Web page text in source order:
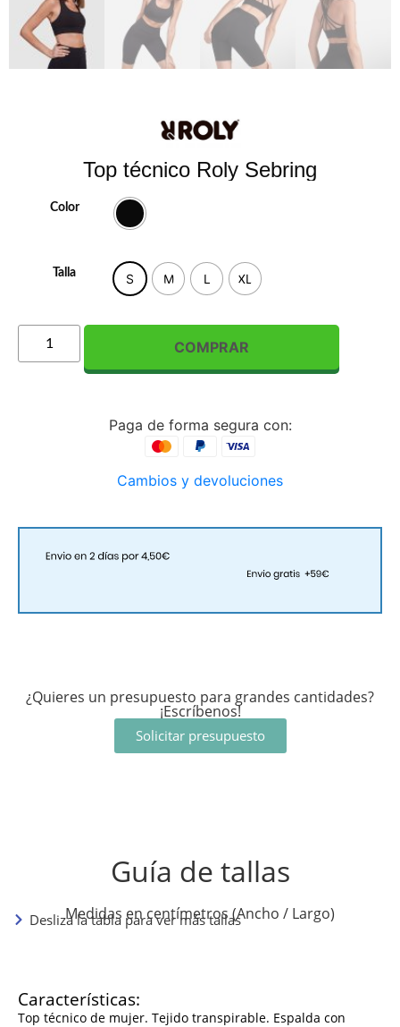
Top técnico Roly Sebring
Color
Talla S M L XL
COMPRAR
Paga de forma segura con:
Cambios y devoluciones
¿Quieres un presupuesto para grandes cantidades?
¡Escríbenos!
Solicitar presupuesto
Guía de tallas
Medidas en centímetros (Ancho / Largo)
Desliza la tabla para ver más tallas
Características:
Top técnico de mujer. Tejido transpirable. Espalda con